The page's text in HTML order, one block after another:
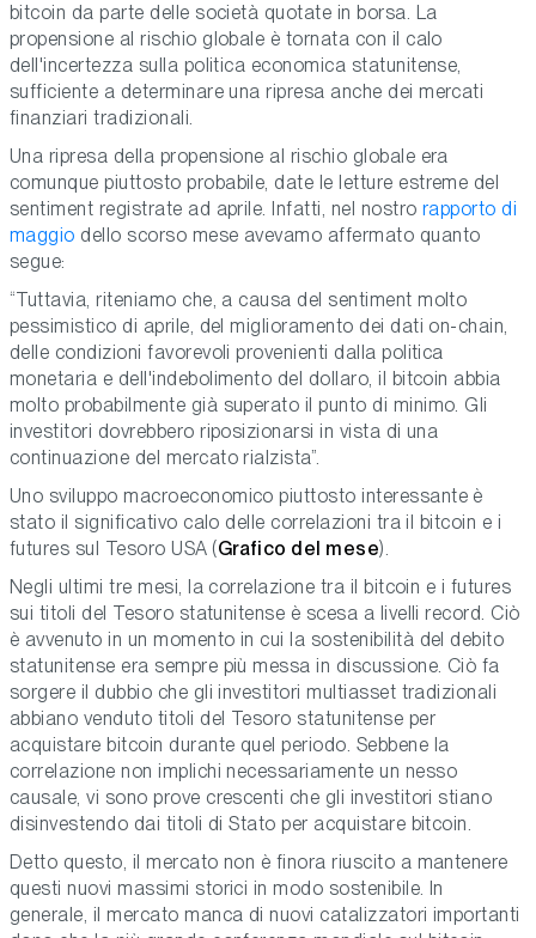
bitcoin da parte delle società quotate in borsa. La
propensione al rischio globale è tornata con il calo
dell'incertezza sulla politica economica statunitense,
sufficiente a determinare una ripresa anche dei mercati
finanziari tradizionali.
Una ripresa della propensione al rischio globale era
comunque piuttosto probabile, date le letture estreme del
sentiment registrate ad aprile. Infatti, nel nostro rapporto di
maggio dello scorso mese avevamo affermato quanto
segue:
“Tuttavia, riteniamo che, a causa del sentiment molto
pessimistico di aprile, del miglioramento dei dati on-chain,
delle condizioni favorevoli provenienti dalla politica
monetaria e dell'indebolimento del dollaro, il bitcoin abbia
molto probabilmente già superato il punto di minimo. Gli
investitori dovrebbero riposizionarsi in vista di una
continuazione del mercato rialzista”.
Uno sviluppo macroeconomico piuttosto interessante è
stato il significativo calo delle correlazioni tra il bitcoin e i
futures sul Tesoro USA (Grafico del mese).
Negli ultimi tre mesi, la correlazione tra il bitcoin e i futures
sui titoli del Tesoro statunitense è scesa a livelli record. Ciò
è avvenuto in un momento in cui la sostenibilità del debito
statunitense era sempre più messa in discussione. Ciò fa
sorgere il dubbio che gli investitori multiasset tradizionali
abbiano venduto titoli del Tesoro statunitense per
acquistare bitcoin durante quel periodo. Sebbene la
correlazione non implichi necessariamente un nesso
causale, vi sono prove crescenti che gli investitori stiano
disinvestendo dai titoli di Stato per acquistare bitcoin.
Detto questo, il mercato non è finora riuscito a mantenere
questi nuovi massimi storici in modo sostenibile. In
generale, il mercato manca di nuovi catalizzatori importanti